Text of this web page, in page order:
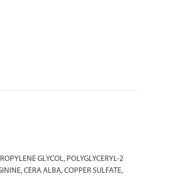
GLYCOL, POLYGLYCERYL-2
CERA ALBA, COPPER SULFATE,